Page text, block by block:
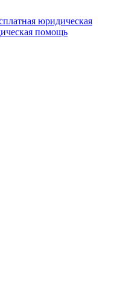
юридическая
помощь